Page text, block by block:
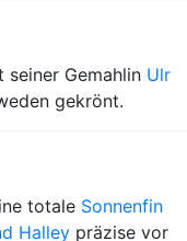
Gemahlin Ulr
gekrönt.
totale Sonnenfin
Halley präzise vor